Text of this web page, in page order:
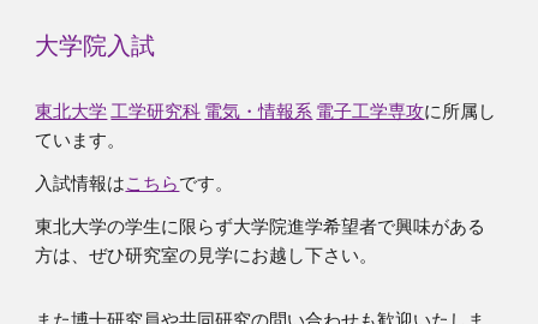
大学院入試
東北大学 工学研究科 電気・情報系 電子工学専攻に所属し
ています。
入試情報はこちらです。
東北大学の学生に限らず大学院進学希望者で興味がある
方は、ぜひ研究室の見学にお越し下さい。
また博士研究員や共同研究の問い合わせも歓迎いたしま